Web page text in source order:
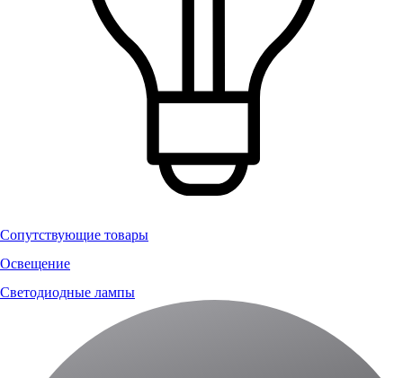
Сопутствующие товары
Освещение
Светодиодные лампы